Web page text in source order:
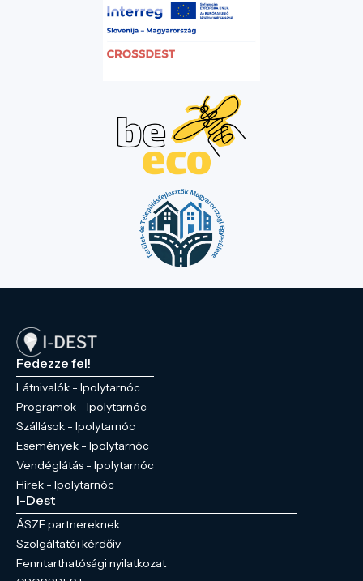
Fedezze fel!
Látnivalók - Ipolytarnóc
Programok - Ipolytarnóc
Szállások - Ipolytarnóc
Események - Ipolytarnóc
Vendéglátás - Ipolytarnóc
Hírek - Ipolytarnóc
I-Dest
ÁSZF partnereknek
Szolgáltatói kérdőív
Fenntarthatósági nyilatkozat